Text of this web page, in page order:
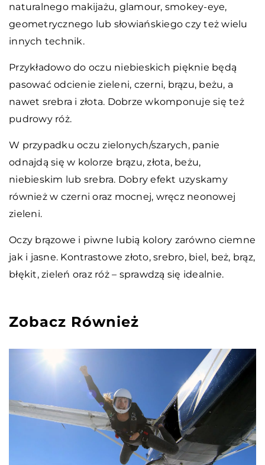
naturalnego makijażu, glamour, smokey-eye,
geometrycznego lub słowiańskiego czy też wielu
innych technik.
Przykładowo do oczu niebieskich pięknie będą
pasować odcienie zieleni, czerni, brązu, beżu, a
nawet srebra i złota. Dobrze wkomponuje się też
pudrowy róż.
W przypadku oczu zielonych/szarych, panie
odnajdą się w kolorze brązu, złota, beżu,
niebieskim lub srebra. Dobry efekt uzyskamy
również w czerni oraz mocnej, wręcz neonowej
zieleni.
Oczy brązowe i piwne lubią kolory zarówno ciemne
jak i jasne. Kontrastowe złoto, srebro, biel, beż, brąz,
błękit, zieleń oraz róż – sprawdzą się idealnie.
Zobacz Również